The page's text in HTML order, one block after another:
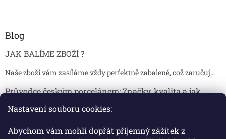
Nastavení souboru cookies:
Abychom vám mohli dopřát příjemný zážitek z
Blog
JAK BALÍME ZBOŽÍ ?
Naše zboží vám zasíláme vždy perfektně zabalené, což zaručuj...
Průvodce českým porcelánem: Značky, kvalita a jak
Jak skladovat broušené sklenice, aby se nepoškodily?